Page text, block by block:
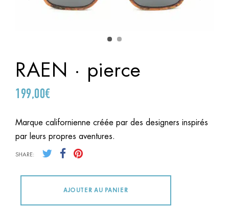
RAEN · pierce
199,00€
Marque californienne créée par des designers inspirés
par leurs propres aventures.
SHARE:
AJOUTER AU PANIER